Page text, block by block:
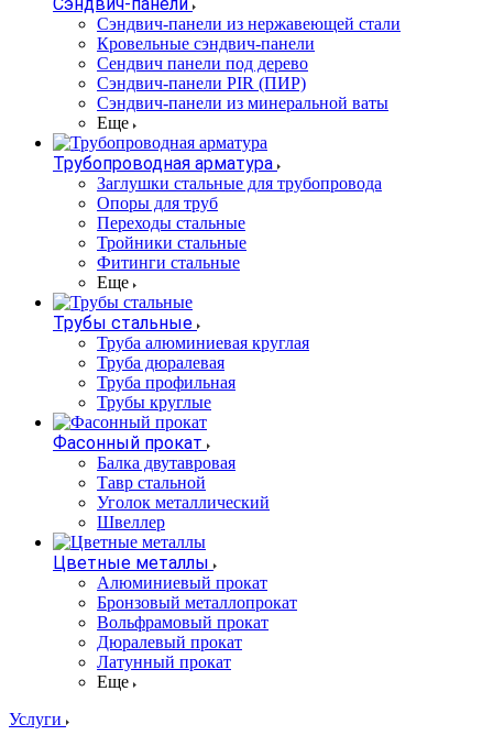
Cэндвич-панели из нержавеющей стали
Кровельные сэндвич-панели
Сендвич панели под дерево
Сэндвич-панели PIR (ПИР)
Сэндвич-панели из минеральной ваты
Еще
Трубопроводная арматура
Заглушки стальные для трубопровода
Опоры для труб
Переходы стальные
Тройники стальные
Фитинги стальные
Еще
Трубы стальные
Труба алюминиевая круглая
Труба дюралевая
Труба профильная
Трубы круглые
Фасонный прокат
Балка двутавровая
Тавр стальной
Уголок металлический
Швеллер
Цветные металлы
Алюминиевый прокат
Бронзовый металлопрокат
Вольфрамовый прокат
Дюралевый прокат
Латунный прокат
Еще
Услуги